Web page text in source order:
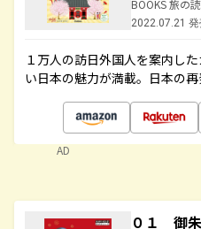
BOOKS 旅の
2022.07.21
１万人の訪日外国人を案内し
い日本の魅力が満載。日本の再
AD
０１ 御